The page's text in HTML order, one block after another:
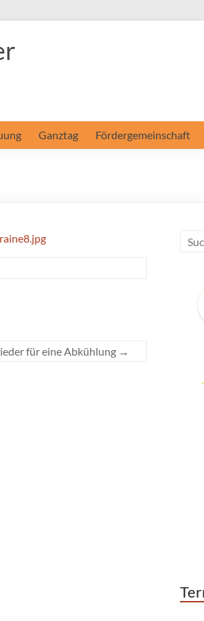
Ganztag Fördergemeinschaft
für eine Abkühlung →